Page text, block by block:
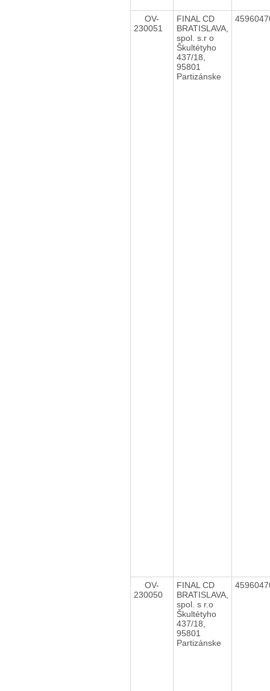
OV-
230051
FINAL CD
BRATISLAVA,
spol. s.r o
Škultétyho
437/18,
95801
Partizánske
OV-
230050
FINAL CD
BRATISLAVA,
spol. s r.o
Škultétyho
437/18,
95801
Partizánske